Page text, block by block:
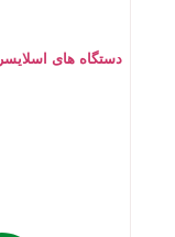
دستگاه های اسلایسر